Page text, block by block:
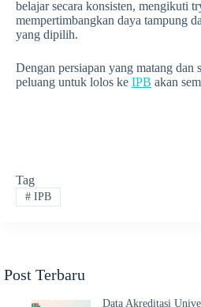
belajar secara konsisten, mengikuti
mempertimbangkan daya tampung
yang dipilih.
Dengan persiapan yang matang dan
peluang untuk lolos ke IPB akan
Tag
#IPB
Post Terbaru
Data Akreditasi